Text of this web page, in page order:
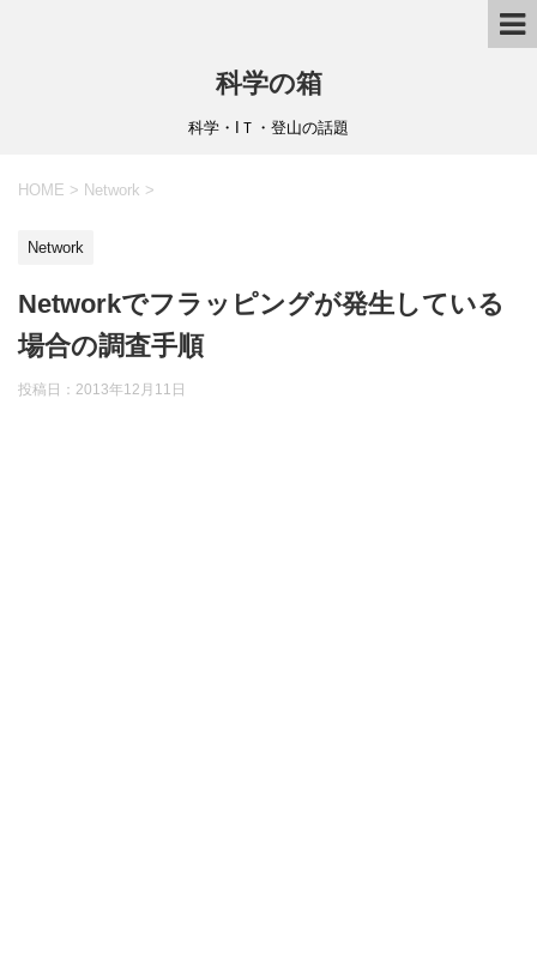
科学の箱
科学・IＴ・登山の話題
HOME > Network >
Network
Networkでフラッピングが発生している
場合の調査手順
投稿日： 2013年12月11日